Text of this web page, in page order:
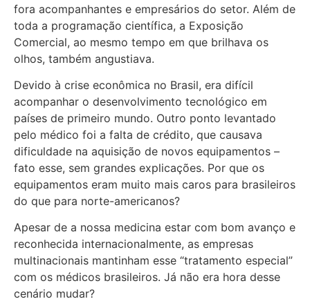
fora acompanhantes e empresários do setor. Além de
toda a programação científica, a Exposição
Comercial, ao mesmo tempo em que brilhava os
olhos, também angustiava.
Devido à crise econômica no Brasil, era difícil
acompanhar o desenvolvimento tecnológico em
países de primeiro mundo. Outro ponto levantado
pelo médico foi a falta de crédito, que causava
dificuldade na aquisição de novos equipamentos –
fato esse, sem grandes explicações. Por que os
equipamentos eram muito mais caros para brasileiros
do que para norte-americanos?
Apesar de a nossa medicina estar com bom avanço e
reconhecida internacionalmente, as empresas
multinacionais mantinham esse “tratamento especial”
com os médicos brasileiros. Já não era hora desse
cenário mudar?